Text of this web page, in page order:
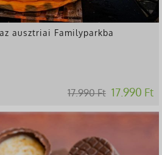
ausztriai Familyparkba
17.990 Ft 17.990 Ft